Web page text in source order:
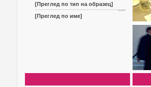
[Преглед по тип на образец]
[Преглед по име]